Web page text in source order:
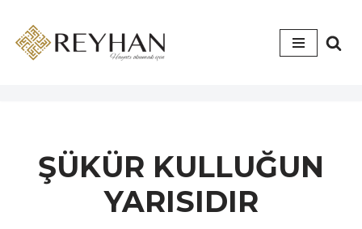
İçeriğe
ŞÜKÜR KULLUĞUN
YARISIDIR